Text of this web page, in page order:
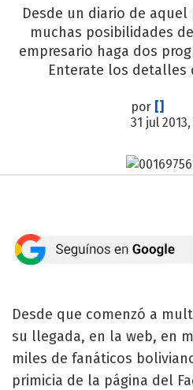
Desde un diario de
muchas posibilidades
empresario haga dos
Enterate los detalles
por []
31 jul
Desde que comenzó a
su llegada, en la web, en
miles de fanáticos
primicia de la página del